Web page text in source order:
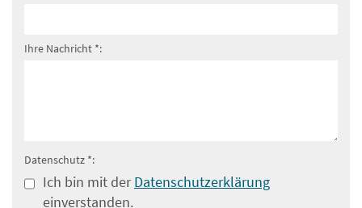
Ihre Nachricht *:
Datenschutz *:
Ich bin mit derDatenschutzerklärung
einverstanden.